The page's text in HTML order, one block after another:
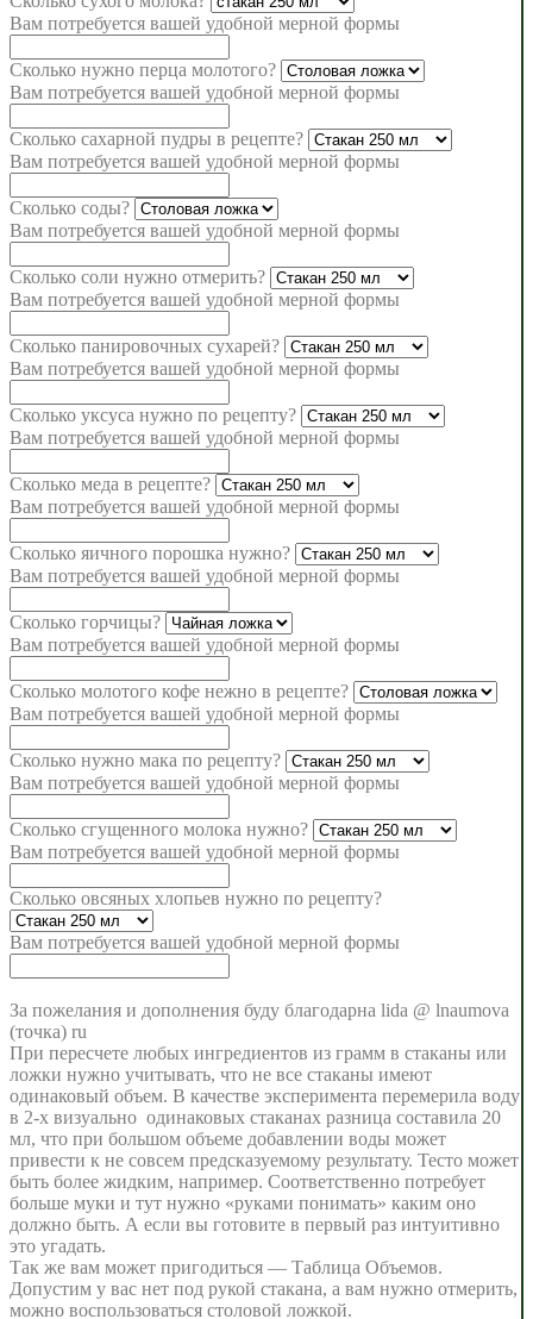
Вам потребуется вашей удобной мерной формы
Сколько нужно перца молотого?
Вам потребуется вашей удобной мерной формы
Сколько сахарной пудры в рецепте?
Вам потребуется вашей удобной мерной формы
Сколько соды?
Вам потребуется вашей удобной мерной формы
Сколько соли нужно отмерить?
Вам потребуется вашей удобной мерной формы
Сколько панировочных сухарей?
Вам потребуется вашей удобной мерной формы
Сколько уксуса нужно по рецепту?
Вам потребуется вашей удобной мерной формы
Сколько меда в рецепте?
Вам потребуется вашей удобной мерной формы
Сколько яичного порошка нужно?
Вам потребуется вашей удобной мерной формы
Сколько горчицы?
Вам потребуется вашей удобной мерной формы
Сколько молотого кофе нежно в рецепте?
Вам потребуется вашей удобной мерной формы
Сколько нужно мака по рецепту?
Вам потребуется вашей удобной мерной формы
Сколько сгущенного молока нужно?
Вам потребуется вашей удобной мерной формы
Сколько овсяных хлопьев нужно по рецепту?
Вам потребуется вашей удобной мерной формы
За пожелания и дополнения буду благодарна lida @ lnaumova
(точка) ru
При пересчете любых ингредиентов из грамм в стаканы или
ложки нужно учитывать, что не все стаканы имеют
одинаковый объем. В качестве эксперимента перемерила воду
в 2-х визуально одинаковых стаканах разница составила 20
мл, что при большом объеме добавлении воды может
привести к не совсем предсказуемому результату. Тесто может
быть более жидким, например. Соответственно потребует
больше муки и тут нужно «руками понимать» каким оно
должно быть. А если вы готовите в первый раз интуитивно
это угадать.
Так же вам может пригодиться — Таблица Объемов.
Допустим у вас нет под рукой стакана, а вам нужно отмерить,
можно воспользоваться столовой ложкой.